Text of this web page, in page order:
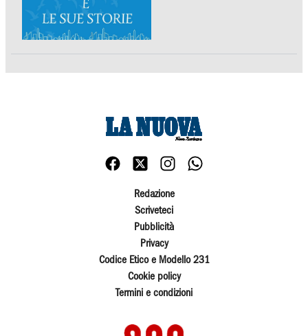
Redazione
Scriveteci
Pubblicità
Privacy
Codice Etico e Modello 231
Cookie policy
Termini e condizioni